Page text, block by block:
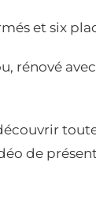
et six
rénové
de